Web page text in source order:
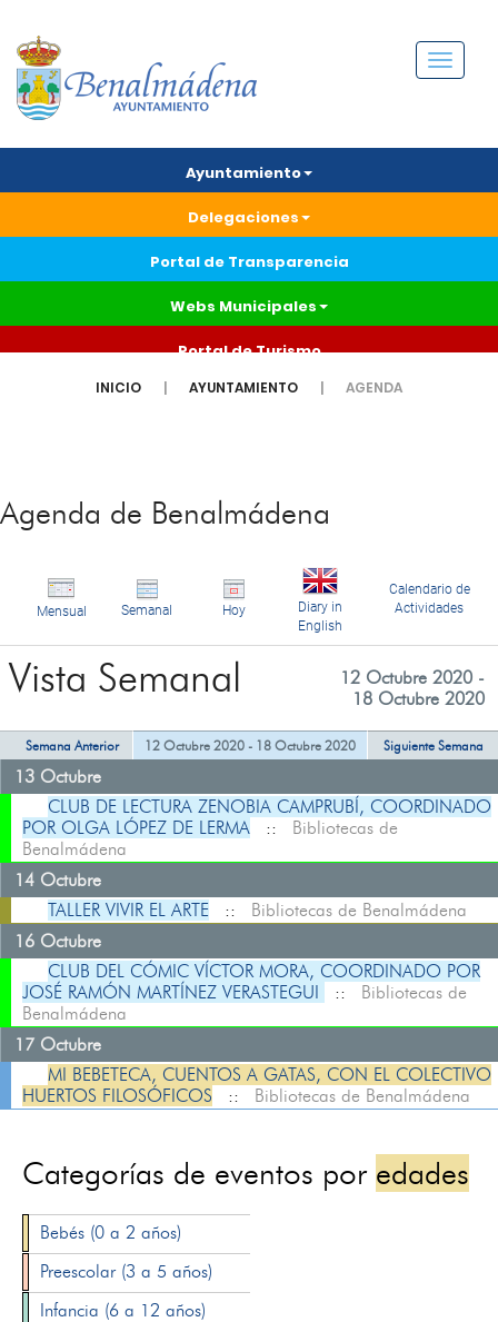
Menú
Ayuntamiento
Delegaciones
Portal de Transparencia
Webs Municipales
Portal de Turismo
INICIO AYUNTAMIENTO AGENDA
Agenda de Benalmádena
Mensual Semanal Hoy
Diary in
English
Calendario de
Actividades
Vista Semanal
12 Octubre 2020 -
18 Octubre 2020
Semana Anterior 12 Octubre 2020 - 18 Octubre 2020 Siguiente Semana
13 Octubre
CLUB DE LECTURA ZENOBIA CAMPRUBÍ, COORDINADO
POR OLGA LÓPEZ DE LERMA :: Bibliotecas de
Benalmádena
14 Octubre
TALLER VIVIR EL ARTE :: Bibliotecas de Benalmádena
16 Octubre
CLUB DEL CÓMIC VÍCTOR MORA, COORDINADO POR
JOSÉ RAMÓN MARTÍNEZ VERASTEGUI
:: Bibliotecas de
Benalmádena
17 Octubre
MI BEBETECA, CUENTOS A GATAS, CON EL COLECTIVO
HUERTOS FILOSÓFICOS :: Bibliotecas de Benalmádena
Categorías de eventos por edades
Bebés (0 a 2 años)
Preescolar (3 a 5 años)
Infancia (6 a 12 años)